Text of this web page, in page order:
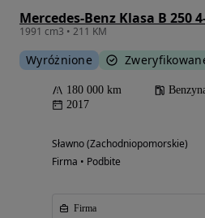
Mercedes-Benz Klasa B 250
1991 cm3 • 211 KM
Wyróżnione
180 000 km
2017
Sławno (Zachodniopomorskie)
Firma • Podbite
Firma